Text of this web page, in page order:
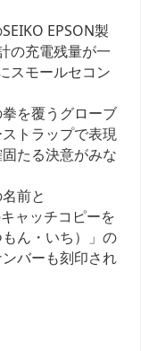
EPSON製
の充電残量が一
スモールセコン
を覆うグローブ
トラップで表現
たる決意がみな
前と
ャッチコピーを
ん・いち）」の
バーも刻印され